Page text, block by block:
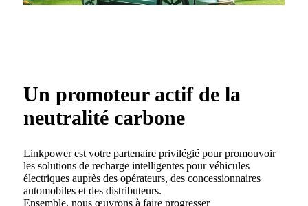
Un promoteur actif de la
neutralité carbone
Linkpower est votre partenaire privilégié pour promouvoir
les solutions de recharge intelligentes pour véhicules
électriques auprès des opérateurs, des concessionnaires
automobiles et des distributeurs.
Ensemble, nous œuvrons à faire progresser